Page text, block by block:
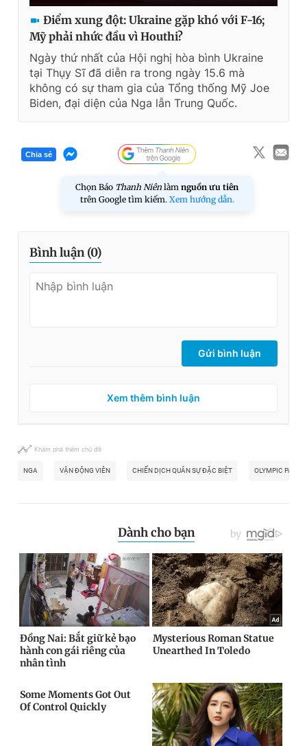
Điểm xung đột: Ukraine gặp khó với F-16;
Mỹ phải nhức đầu vì Houthi?
Ngày thứ nhất của Hội nghị hòa bình Ukraine
tại Thụy Sĩ đã diễn ra trong ngày 15.6 mà
không có sự tham gia của Tổng thống Mỹ Joe
Biden, đại diện của Nga lẫn Trung Quốc.
Chia sẻ
Chọn Báo Thanh Niên làm nguồn ưu tiên
trên Google tìm kiếm. Xem hướng dẫn.
Bình luận (0)
Gửi bình luận
Xem thêm bình luận
Khám phá thêm chủ đề
NGA VẬN ĐỘNG VIÊN CHIẾN DỊCH QUÂN SỰ ĐẶC BIỆT OLYMPIC PARIS